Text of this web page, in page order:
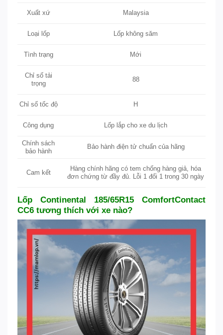
Xuất xứ Malaysia
Loại lốp Lốp không săm
Tình trạng Mới
Chỉ số tải
trọng
88
Chỉ số tốc độ H
Công dụng Lốp lắp cho xe du lịch
Chính sách
bảo hành
Bảo hành điện tử chuẩn của hãng
Cam kết
Hàng chính hãng có tem chống hàng giả, hóa
đơn chứng từ đầy đủ. Lỗi 1 đổi 1 trong 30 ngày
Lốp Continental 185/65R15 ComfortContact
CC6 tương thích với xe nào?